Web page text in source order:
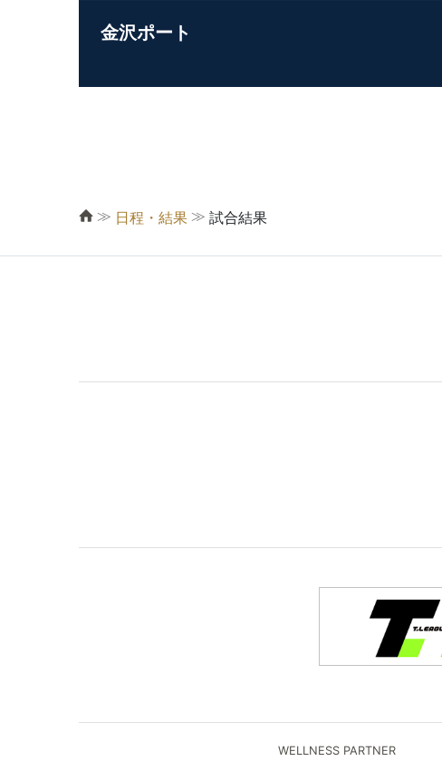
金沢ポート
≫ 日程・結果 ≫ 試合結果
WELLNESS PARTNER